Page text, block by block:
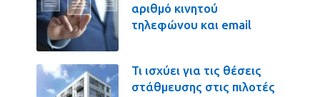
αριθμό κινητού
τηλεφώνου και email
Τι ισχύει για τις θέσεις
στάθμευσης στις πιλοτές